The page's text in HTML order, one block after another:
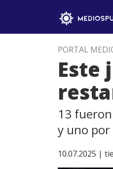
PORTAL
Este
13
y uno por
10.07.2025 |